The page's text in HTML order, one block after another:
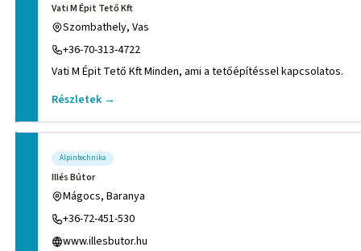
Vati M Épit Tető Kft
Szombathely, Vas
+36-70-313-4722
Vati M Épit Tető Kft Minden, ami a tetőépítéssel kapcsolatos.
Részletek →
Alpintechnika
Illés Bútor
Mágocs, Baranya
+36-72-451-530
www.illesbutor.hu